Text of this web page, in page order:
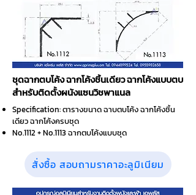
ชุดฉากตบโค้ง ฉากโค้งชิ้นเดียว ฉากโค้งแบบตบ
สำหรับติดตั้งผนังแซนวิชพาแนล
Specification: ตารางขนาด ฉาบตบโค้ง ฉากโค้งชิ้น
เดียว ฉากโค้งครบชุด
No.1112 + No.1113 ฉากตบโค้งแบบชุด
สั่งซื้อ สอบถามราคาอะลูมิเนียม